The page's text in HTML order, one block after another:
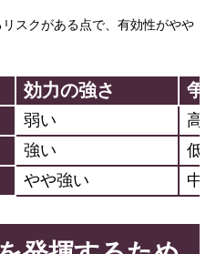
スクがある点で、有効性がやや
効力の強さ
争
弱い 高
強い 低
やや強い 中